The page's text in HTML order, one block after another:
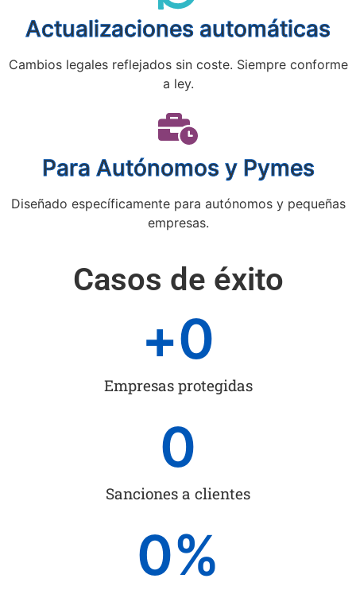
Actualizaciones automáticas
Cambios legales reflejados sin coste. Siempre conforme
a ley.
Para Autónomos y Pymes
Diseñado específicamente para autónomos y pequeñas
empresas.
Casos de éxito
Empresas protegidas
+0
Sanciones a clientes
0
0%